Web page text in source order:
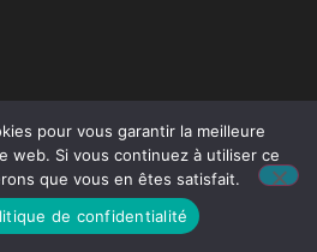
pour vous garantir la meilleure
web. Si vous continuez à utiliser ce
que vous en êtes satisfait.
de confidentialité